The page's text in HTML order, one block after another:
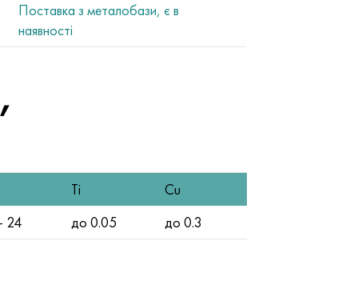
Поставка з металобази, є в
наявності
Ti
Cu
24 до 0.05 до 0.3